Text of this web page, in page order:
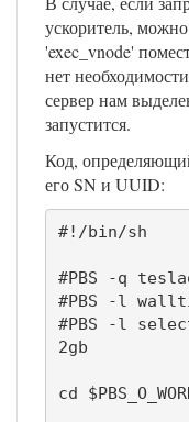
ускоритель,
'exec_vnode'
нет
сервер нам
запустится.
Код,
его SN и UUID:
#!/bin/sh
#PBS -q
#PBS -l
#PBS -l
2gb
cd